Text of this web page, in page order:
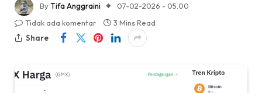
ByTifa Anggraini
07-02-2026 - 05.00
Tidak ada komentar
3 Mins Read
Share